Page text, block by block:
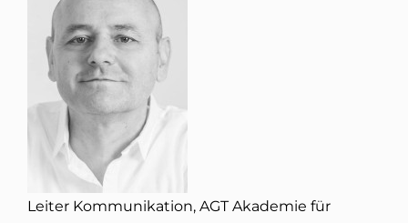
Leiter Kommunikation, AGT Akademie für